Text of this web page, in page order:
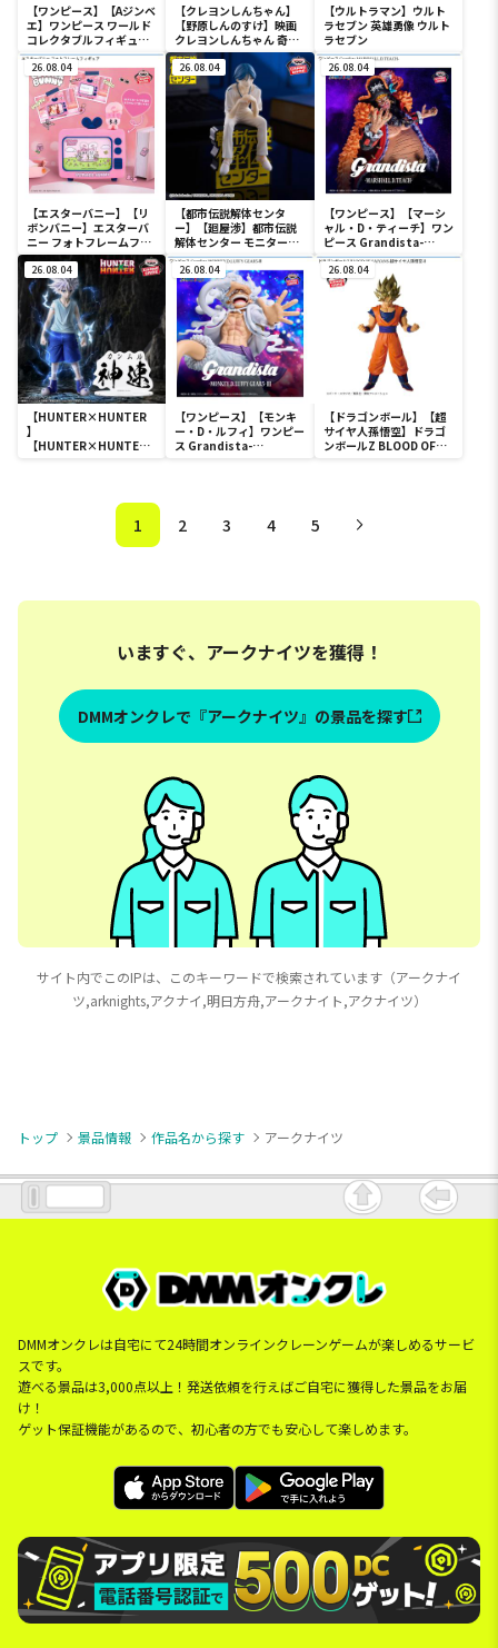
【ワンピース】【Aジンベ
エ】ワンピース ワールド
コレクタブルフィギュア-
宴1-
【クレヨンしんちゃん】
【野原しんのすけ】映画
クレヨンしんちゃん 奇々
怪々！オラの妖怪バケ～
ション おおきな
SOFVIMATES～野原しん
のすけ～
【ウルトラマン】ウルト
ラセブン 英雄勇像 ウルト
ラセブン
26.08.04
【エスターバニー】【リ
ボンバニー】エスターバ
ニー フォトフレームフィ
ギュア
26.08.04
【都市伝説解体センタ
ー】【廻屋渉】都市伝説
解体センター モニタート
ップフィギュア-廻屋渉-
26.08.04
【ワンピース】【マーシ
ャル・D・ティーチ】ワン
ピース Grandista-
MARSHALL.D.TEACH-
26.08.04
【HUNTER×HUNTER
】
【HUNTER×HUNTER
26.08.04
【ワンピース】【モンキ
ー・D・ルフィ】ワンピー
ス Grandista-
26.08.04
【ドラゴンボール】【超
サイヤ人孫悟空】ドラゴ
ンボールZ BLOOD OF
1 2 3 4 5
いますぐ、アークナイツを獲得！
DMMオンクレで『アークナイツ』の景品を探す
サイト内でこのIPは、このキーワードで検索されています（アークナイ
ツ,arknights,アクナイ,明日方舟,アークナイト,アクナイツ）
トップ 景品情報 作品名から探す アークナイツ
DMMオンクレは自宅にて24時間オンラインクレーンゲームが楽しめるサービ
スです。
遊べる景品は3,000点以上！発送依頼を行えばご自宅に獲得した景品をお届
け！
ゲット保証機能があるので、初心者の方でも安心して楽しめます。